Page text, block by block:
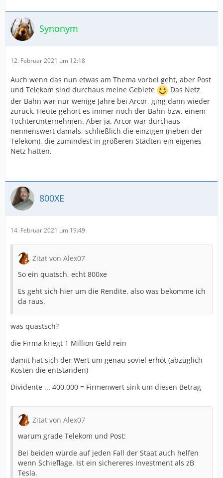
Synonym
12. Februar 2021 um 12:18
Auch wenn das nun etwas am Thema vorbei geht, aber Post
und Telekom sind durchaus meine Gebiete
Das Netz
der Bahn war nur wenige Jahre bei Arcor, ging dann wieder
zurück. Heute gehört es immer noch der Bahn bzw. einem
Tochterunternehmen. Aber ja, Arcor war durchaus
nennenswert damals, schließlich die einzigen (neben der
Telekom), die zumindest in größeren Städten ein eigenes
Netz hatten.
800XE
14. Februar 2021 um 19:49
Zitat von Alex07
So ein quatsch, echt 800xe
Es geht sich hier um die Rendite, also was bekomme ich
da raus.
was quastsch?
die Firma kriegt 1 Million Geld rein
damit hat sich der Wert um genau soviel erhöt (abzüglich
Kosten die entstanden)
Dividente ... 400.000 = Firmenwert sink um diesen Betrag
Zitat von Alex07
warum grade Telekom und Post:
Bei beiden würde auf jeden Fall der Staat auch helfen
wenn Schieflage. Ist ein sichereres Investment als zB
Tesla.